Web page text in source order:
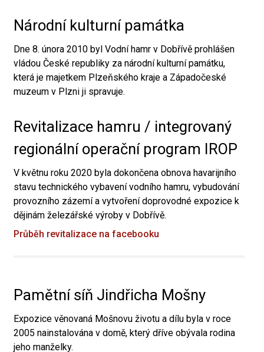
Národní kulturní památka
Dne 8. února 2010 byl Vodní hamr v Dobřívě prohlášen
vládou České republiky za národní kulturní památku,
která je majetkem Plzeňského kraje a Západočeské
muzeum v Plzni ji spravuje.
Revitalizace hamru / integrovaný
regionální operační program IROP
V květnu roku 2020 byla dokončena obnova havarijního
stavu technického vybavení vodního hamru, vybudování
provozního zázemí a vytvoření doprovodné expozice k
dějinám železářské výroby v Dobřívě.
Průběh revitalizace na facebooku
Pamětní síň Jindřicha Mošny
Expozice věnovaná Mošnovu životu a dílu byla v roce
2005 nainstalována v domě, který dříve obývala rodina
jeho manželky.